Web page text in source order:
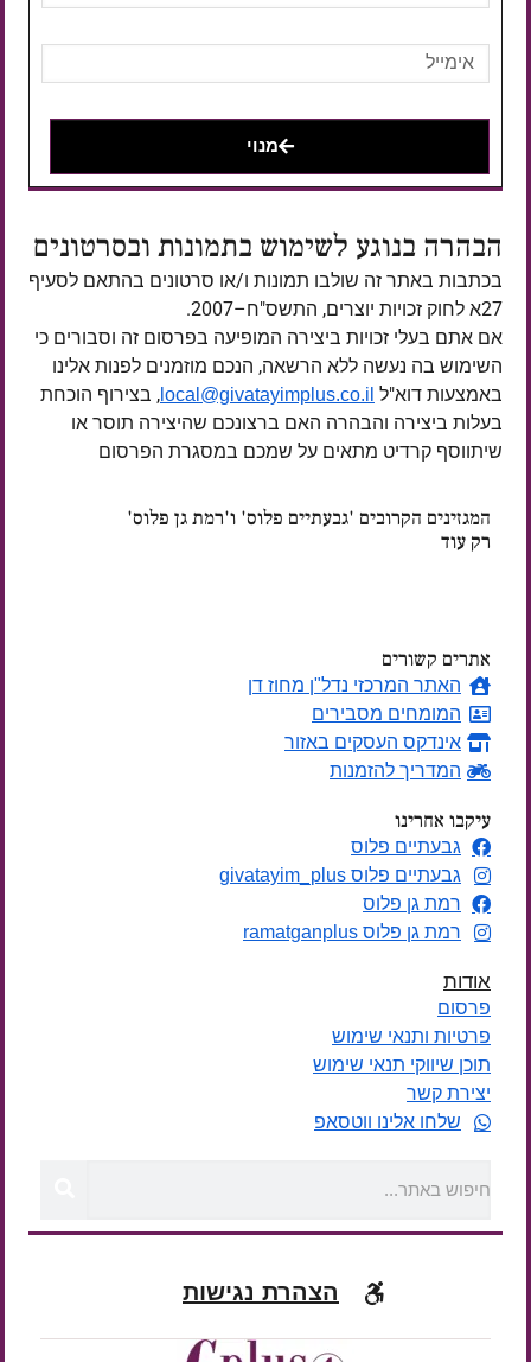
מנוי
הבהרה בנוגע לשימוש בתמונות ובסרטונים
בכתבות באתר זה שולבו תמונות ו/או סרטונים בהתאם לסעיף
27א לחוק זכויות יוצרים, התשס"ח–2007.
אם אתם בעלי זכויות ביצירה המופיעה בפרסום זה וסבורים כי
השימוש בה נעשה ללא הרשאה, הנכם מוזמנים לפנות אלינו
באמצעות דוא"ל local@givatayimplus.co.il , בצירוף הוכחת
בעלות ביצירה והבהרה האם ברצונכם שהיצירה תוסר או
שיתווסף קרדיט מתאים על שמכם במסגרת הפרסום
המגזינים הקרובים 'גבעתיים פלוס' ו'רמת גן פלוס'
רק עוד
אתרים קשורים
האתר המרכזי נדל"ן מחוז דן
המומחים מסבירים
אינדקס העסקים באזור
המדריך להזמנות
עיקבו אחרינו
גבעתיים פלוס
גבעתיים פלוס givatayim_plus
רמת גן פלוס
רמת גן פלוס ramatganplus
אודות
פרסום
פרטיות ותנאי שימוש
תוכן שיווקי תנאי שימוש
יצירת קשר
שלחו אלינו ווטסאפ
הצהרת נגישות